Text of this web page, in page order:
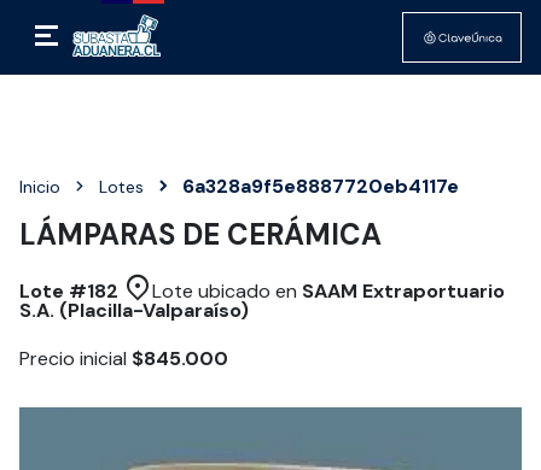
Inicio Lotes 6a328a9f5e8887720eb4117e
LÁMPARAS DE CERÁMICA
Lote #182 Lote ubicado en SAAM Extraportuario
S.A. (Placilla-Valparaíso)
Precio inicial $845.000